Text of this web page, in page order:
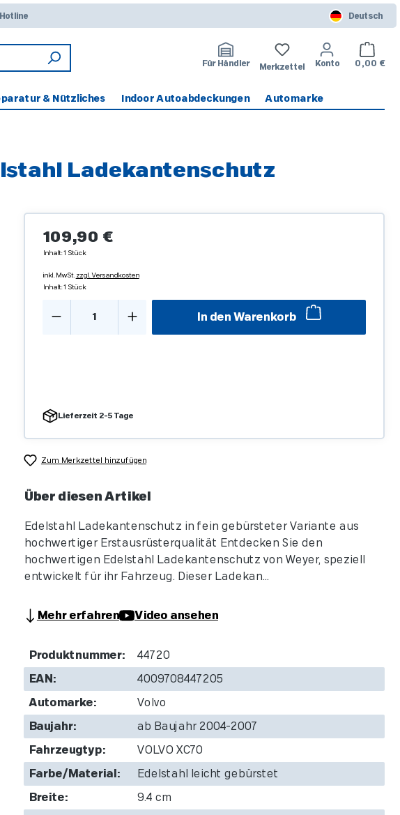
Deutsch
Für Händler Merkzettel Konto 0,00 €
& Nützliches Indoor Autoabdeckungen Automarke
Ladekantenschutz
Regulärer Preis:
109,90 €
Inhalt:1 Stück
inkl. MwSt. zzgl. Versandkosten
Inhalt:1 Stück
Produkt Anzahl: Gib den gewünschten Wert
In den Warenkorb
Lieferzeit 2-5 Tage
Zum Merkzettel hinzufügen
Über diesen Artikel
Edelstahl Ladekantenschutz in fein gebürsteter Variante aus
hochwertiger Erstausrüsterqualität Entdecken Sie den
hochwertigen Edelstahl Ladekantenschutz von Weyer, speziell
entwickelt für ihr Fahrzeug. Dieser Ladekan...
Mehr erfahren Video ansehen
Produktnummer: 44720
EAN: 4009708447205
Automarke: Volvo
Baujahr: ab Baujahr 2004-2007
Fahrzeugtyp: VOLVO XC70
Farbe/Material: Edelstahl leicht gebürstet
Breite: 9.4 cm